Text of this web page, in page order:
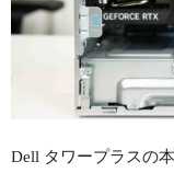
Dell タワープラスの